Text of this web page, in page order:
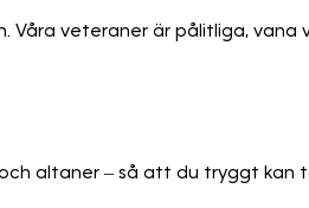
veteraner är pålitliga,
altaner – så att du tryggt